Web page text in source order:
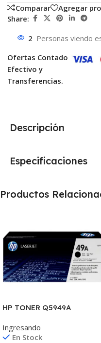
Comparar
Agregar
Share:
2 Personas viendo
Ofertas Contado
Efectivo y
Transferencias.
Descripción
Especificaciones
Productos
HP TONER Q5949A
COPIAS
Ingresando
En Stock